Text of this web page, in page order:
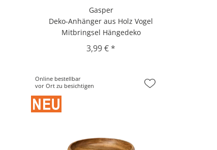
Gasper
Deko-Anhänger aus Holz Vogel
Mitbringsel Hängedeko
3,99 € *
Online bestellbar
vor Ort zu besichtigen